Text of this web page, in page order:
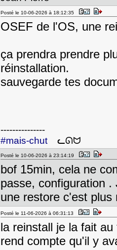
Posté le 10-06-2026 à 18:12:35
OSEF de l'OS, une
ça prendra prendre
réinstallation.
sauvegarde tes
---------------
#mais-chutᓚᘏᗢ
Posté le 10-06-2026 à 23:14:19
bof 15min, cela ne
passe, configuration
une restore c'est plus
Posté le 11-06-2026 à 06:31:13
la reinstall je la fait
rend compte qu'il y